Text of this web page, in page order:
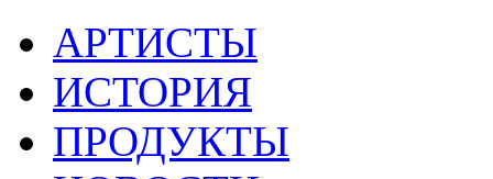
АРТИСТЫ
ИСТОРИЯ
ПРОДУКТЫ